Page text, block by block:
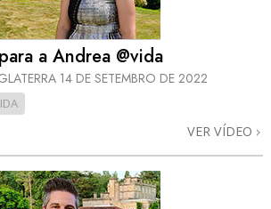
a Andrea @vida
14 DE SETEMBRO DE 2022
VER VÍDEO